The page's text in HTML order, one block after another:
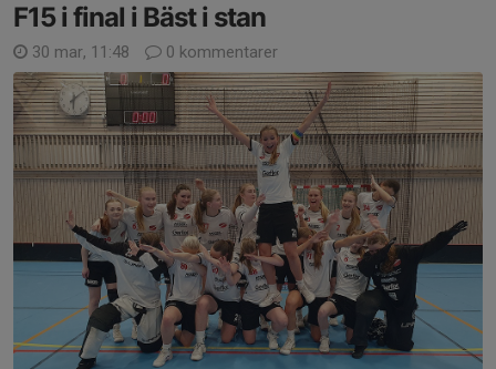
F15 i final i Bäst i stan
30 mar, 11:48 0 kommentarer